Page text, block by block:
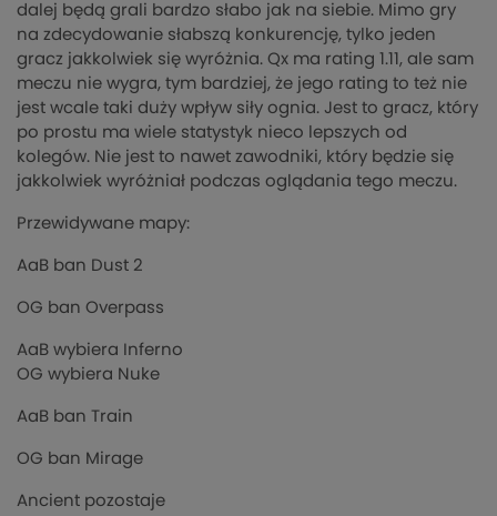
dalej będą grali bardzo słabo jak na siebie. Mimo gry
na zdecydowanie słabszą konkurencję, tylko jeden
gracz jakkolwiek się wyróżnia. Qx ma rating 1.11, ale sam
meczu nie wygra, tym bardziej, że jego rating to też nie
jest wcale taki duży wpływ siły ognia. Jest to gracz, który
po prostu ma wiele statystyk nieco lepszych od
kolegów. Nie jest to nawet zawodniki, który będzie się
jakkolwiek wyróżniał podczas oglądania tego meczu.
Przewidywane mapy:
AaB ban Dust 2
OG ban Overpass
AaB wybiera Inferno
OG wybiera Nuke
AaB ban Train
OG ban Mirage
Ancient pozostaje